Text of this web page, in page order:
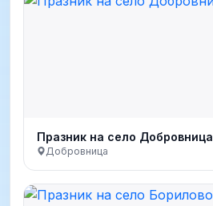
Празник на село Добровница
Добровница